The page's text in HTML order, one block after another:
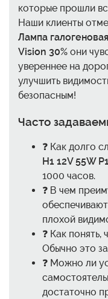
которые прошли
Наши клиенты
Лампа
Vision 30% они
увереннее на
улучшить
безопасным!
Часто
❓ Как долго
H1 12V 55W
1000 часов.
❓ В чем
плохой
❓ Как
Обычно это
❓ Можно ли
достаточно